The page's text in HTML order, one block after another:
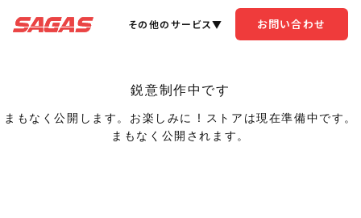
その他のサービス▼ お問い合わせ
鋭意制作中です
まもなく公開します。お楽しみに ! ストアは現在準備中です。
まもなく公開されます。